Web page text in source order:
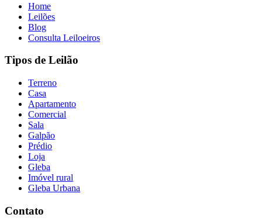
Home
Leilões
Blog
Consulta Leiloeiros
Tipos de Leilão
Terreno
Casa
Apartamento
Comercial
Sala
Galpão
Prédio
Loja
Gleba
Imóvel rural
Gleba Urbana
Contato